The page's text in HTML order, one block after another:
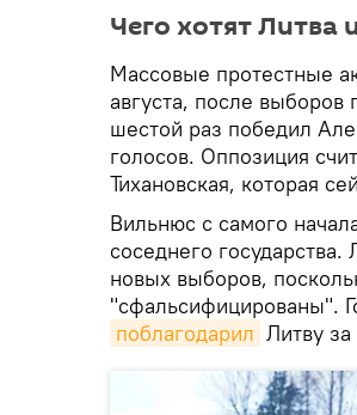
Чего хотят Литва
Массовые протестные
августа, после
шестой раз победил
голосов. Оппозиция
Тихановская, которая
Вильнюс с самого
соседнего
новых выборов,
"сфальсифицированы".
поблагодарил Литву